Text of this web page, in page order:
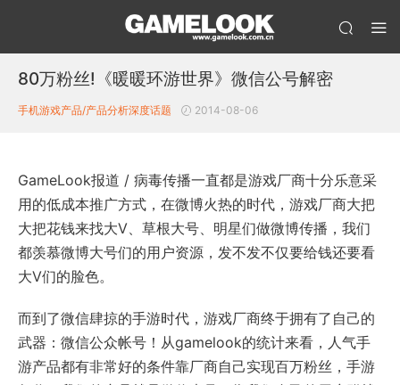
80万粉丝!《暖暖环游世界》微信公号解密
手机游戏产品/产品分析深度话题 2014-08-06
GameLook报道 / 病毒传播一直都是游戏厂商十分乐意采
用的低成本推广方式，在微博火热的时代，游戏厂商大把
大把花钱来找大V、草根大号、明星们做微博传播，我们
都羡慕微博大号们的用户资源，发不发不仅要给钱还要看
大V们的脸色。
而到了微信肆掠的手游时代，游戏厂商终于拥有了自己的
武器：微信公众帐号！从gamelook的统计来看，人气手
游产品都有非常好的条件靠厂商自己实现百万粉丝，手游